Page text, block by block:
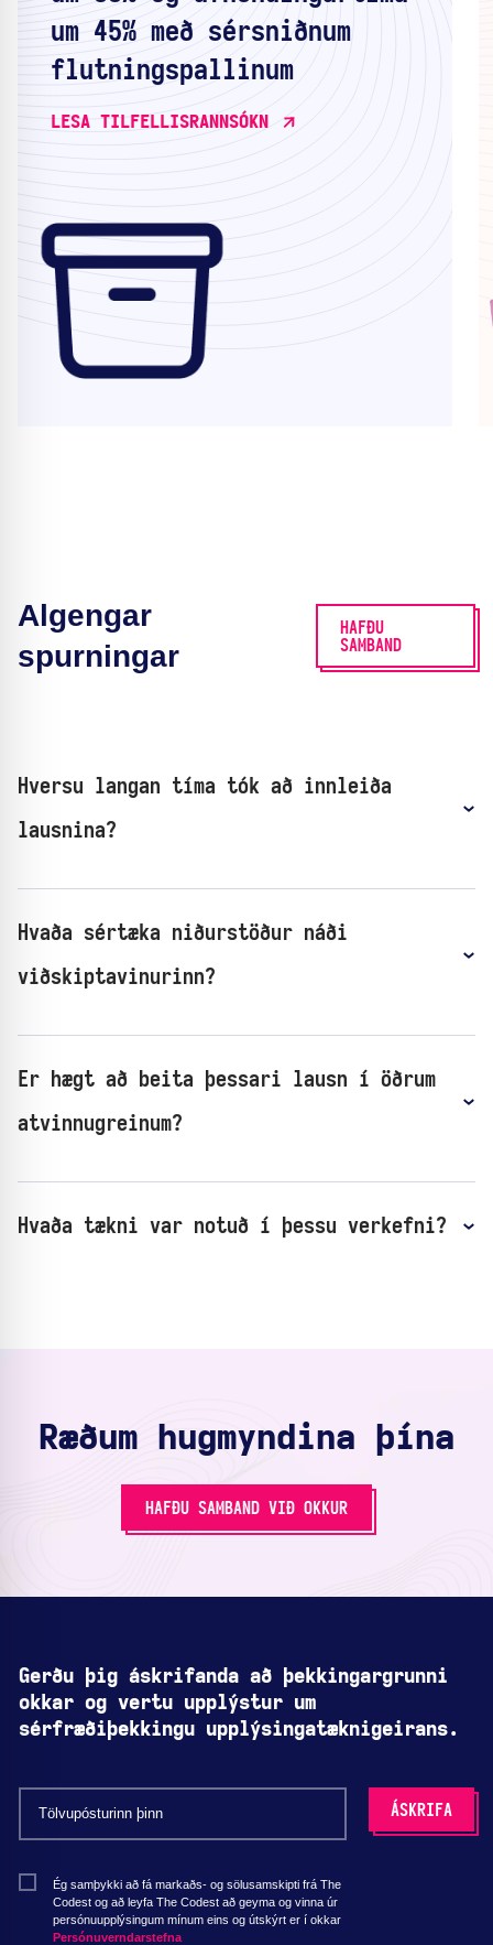
um 45% með sérsniðnum
flutningspallinum
LESA TILFELLISRANNSÓKN
Algengar
spurningar
HAFÐU
SAMBAND
Hversu langan tíma tók að innleiða
lausnina?
Hvaða sértæka niðurstöður náði
viðskiptavinurinn?
Er hægt að beita þessari lausn í öðrum
atvinnugreinum?
Hvaða tækni var notuð í þessu verkefni?
Ræðum hugmyndina þína
HAFÐU SAMBAND VIÐ OKKUR
Gerðu þig áskrifanda að þekkingargrunni
okkar og vertu upplýstur um
sérfræðiþekkingu upplýsingatæknigeirans.
Ég samþykki að fá markaðs- og sölusamskipti frá The
Codest og að leyfa The Codest að geyma og vinna úr
persónuupplýsingum mínum eins og útskýrt er í okkar
Persónuverndarstefna